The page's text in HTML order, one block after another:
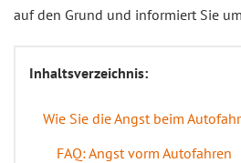
auf den Grund und informiert Sie
Inhaltsverzeichnis:
Wie Sie die Angst beim
FAQ: Angst vorm Autofahren